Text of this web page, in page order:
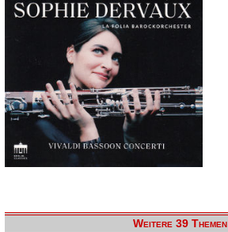
Weitere 39 Themen